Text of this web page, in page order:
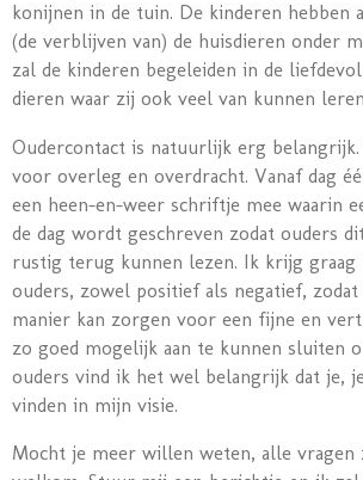
konijnen in de tuin. De kinderen hebben
(de verblijven van) de huisdieren onder
zal de kinderen begeleiden in de
dieren waar zij ook veel van kunnen
Oudercontact is natuurlijk erg
voor overleg en overdracht. Vanaf dag
een heen-en-weer schriftje mee waarin
de dag wordt geschreven zodat ouders
rustig terug kunnen lezen. Ik krijg graag
ouders, zowel positief als negatief,
manier kan zorgen voor een fijne en
zo goed mogelijk aan te kunnen sluiten
ouders vind ik het wel belangrijk dat je,
vinden in mijn visie.
Mocht je meer willen weten, alle vragen